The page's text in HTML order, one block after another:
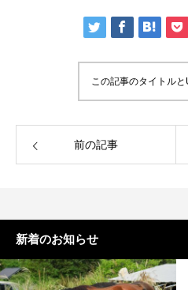
この記事のタイトル
前の記事
新着のお知らせ